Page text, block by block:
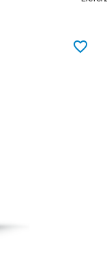
favorite_border